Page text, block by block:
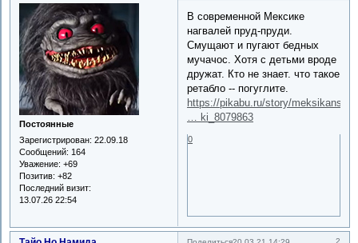
Постоянные
Зарегистрирован: 22.09.18
Сообщений: 164
Уважение: +69
Позитив: +82
Последний визит:
13.07.26 22:54
В современной Мексике
нагвалей пруд-пруди.
Смущают и пугают бедных
мучачос. Хотя с детьми вроде
дружат. Кто не знает. что такое
ретабло -- погуглите.
https://pikabu.ru/story/
… ki_8079863
0
2